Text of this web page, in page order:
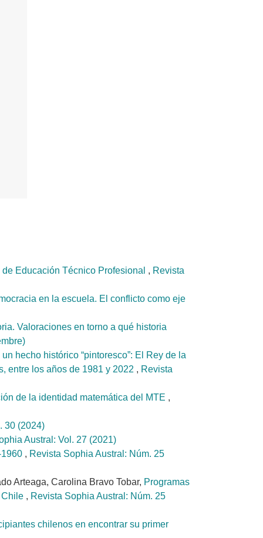
Educación Técnico Profesional , Revista
en la escuela. El conflicto como eje
Valoraciones en torno a qué historia
hecho histórico “pintoresco”: El Rey de la
entre los años de 1981 y 2022 , Revista
de la identidad matemática del MTE ,
30 (2024)
Austral: Vol. 27 (2021)
, Revista Sophia Austral: Núm. 25
Arteaga, Carolina Bravo Tobar, Programas
Chile , Revista Sophia Austral: Núm. 25
chilenos en encontrar su primer